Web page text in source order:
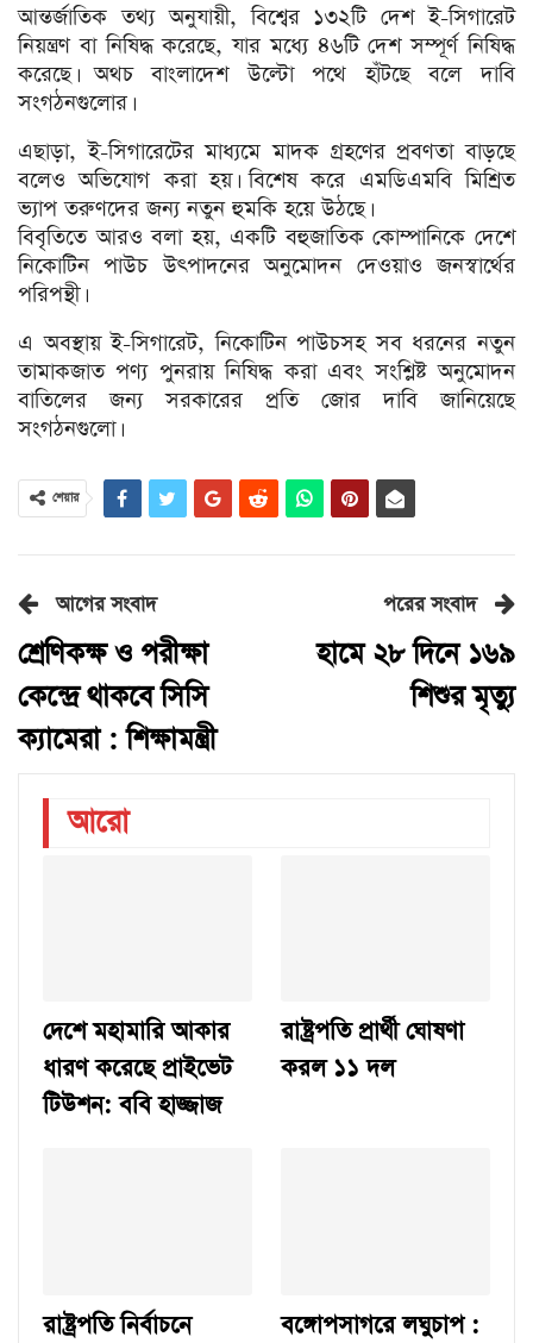
আন্তর্জাতিক তথ্য অনুযায়ী, বিশ্বের ১৩২টি দেশ ই-সিগারেট
নিয়ন্ত্রণ বা নিষিদ্ধ করেছে, যার মধ্যে ৪৬টি দেশ সম্পূর্ণ নিষিদ্ধ
করেছে। অথচ বাংলাদেশ উল্টো পথে হাঁটছে বলে দাবি
সংগঠনগুলোর।
এছাড়া, ই-সিগারেটের মাধ্যমে মাদক গ্রহণের প্রবণতা বাড়ছে
বলেও অভিযোগ করা হয়। বিশেষ করে এমডিএমবি মিশ্রিত
ভ্যাপ তরুণদের জন্য নতুন হুমকি হয়ে উঠছে।
বিবৃতিতে আরও বলা হয়, একটি বহুজাতিক কোম্পানিকে দেশে
নিকোটিন পাউচ উৎপাদনের অনুমোদন দেওয়াও জনস্বার্থের
পরিপন্থী।
এ অবস্থায় ই-সিগারেট, নিকোটিন পাউচসহ সব ধরনের নতুন
তামাকজাত পণ্য পুনরায় নিষিদ্ধ করা এবং সংশ্লিষ্ট অনুমোদন
বাতিলের জন্য সরকারের প্রতি জোর দাবি জানিয়েছে
সংগঠনগুলো।
শেয়ার
আগের সংবাদ
শ্রেণিকক্ষ ও পরীক্ষা
কেন্দ্রে থাকবে সিসি
ক্যামেরা : শিক্ষামন্ত্রী
পরের সংবাদ
হামে ২৮ দিনে ১৬৯
শিশুর মৃত্যু
আরো
দেশে মহামারি আকার
ধারণ করেছে প্রাইভেট
টিউশন: ববি হাজ্জাজ
রাষ্ট্রপতি প্রার্থী ঘোষণা
করল ১১ দল
রাষ্ট্রপতি নির্বাচনে
বঙ্গোপসাগরে লঘুচাপ :